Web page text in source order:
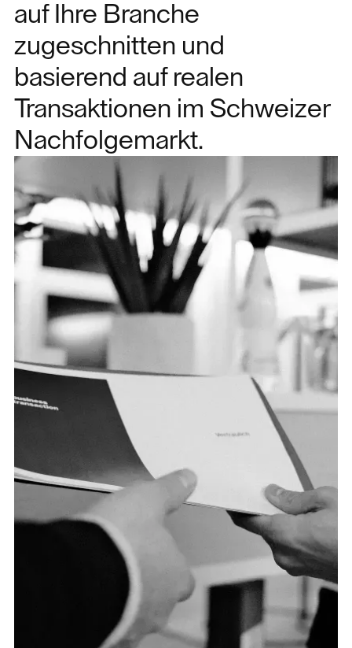
auf Ihre Branche
zugeschnitten und
basierend auf realen
Transaktionen im Schweizer
Nachfolgemarkt.